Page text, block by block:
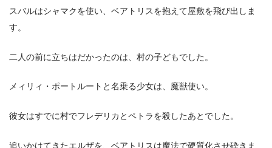
スバルはシャマクを使い、ベアトリスを抱えて屋敷を飛び出しま
す。
二人の前に立ちはだかったのは、村の子どもでした。
メィリィ・ポートルートと名乗る少女は、魔獣使い。
彼女はすでに村でフレデリカとペトラを殺したあとでした。
追いかけてきたエルザを、ベアトリスは魔法で硬質化させ砕きま